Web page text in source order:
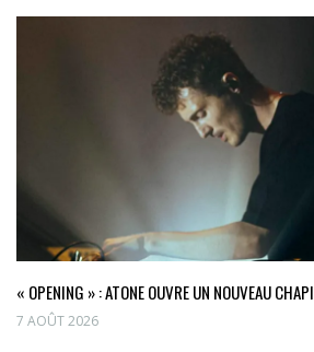
« OPENING » : ATONE OUVRE UN NOUVEAU
7 AOÛT 2026